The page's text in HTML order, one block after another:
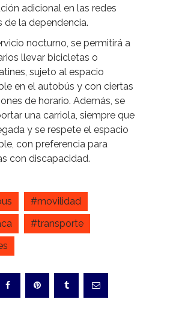
adicional en las redes
de la dependencia.
nocturno, se permitirá a
llevar bicicletas o
sujeto al espacio
en el autobús y con ciertas
de horario. Además, se
una carriola, siempre que
y se respete el espacio
con preferencia para
con discapacidad.
#movilidad
#transporte